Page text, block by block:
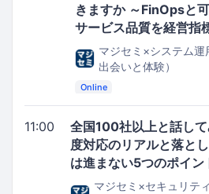
きますか ～FinOpsと
サービス品質を経営指
マジセミ×システム
出会いと体験）
Online
11:00
全国100社以上と話し
度対応のリアルと落と
は進まない5つのポイ
マジセミ×セキュリテ